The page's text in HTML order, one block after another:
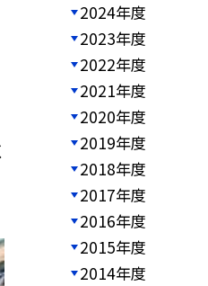
2024年度
2023年度
2022年度
2021年度
2020年度
2019年度
2018年度
2017年度
2016年度
2015年度
2014年度